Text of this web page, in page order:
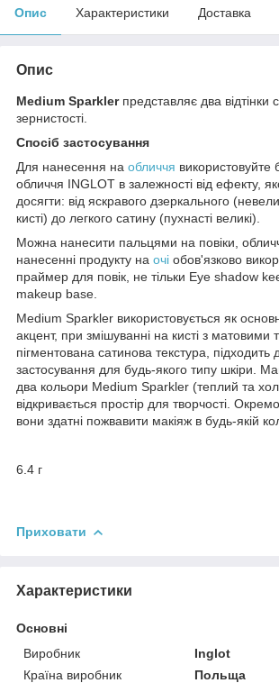
Опис Характеристики Доставка
Опис
Medium Sparkler представляє два відтінки
зернистості.
Спосіб застосування
Для нанесення на обличчя використовуйте
обличчя INGLOT в залежності від ефекту,
досягти: від яскравого дзеркального
кисті) до легкого сатину (пухнасті великі).
Можна нанесити пальцями на повіки,
нанесенні продукту на очі обов'язково
праймер для повік, не тільки Eye shadow
makeup base.
Medium Sparkler використовується як
акцент, при змішуванні на кисті з матовими
пігментована сатинова текстура,
застосування для будь-якого типу шкіри.
два кольори Medium Sparkler (теплий та
відкривається простір для творчості.
вони здатні пожвавити макіяж в будь-якій
6.4 г
Приховати
Характеристики
Основні
Виробник
Inglot
Країна виробник
Польща